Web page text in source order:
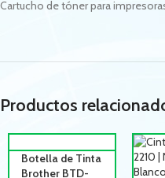
Cartucho de tóner para
Productos
Botella de Tinta
Brother BTD-